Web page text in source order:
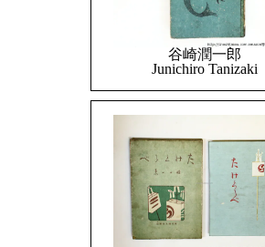
谷崎潤一郎
Junichiro Tanizaki